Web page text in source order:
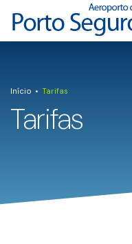
Início Tarifas
Tarifas